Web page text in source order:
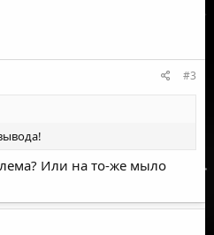
#3
Или на то-же мыло